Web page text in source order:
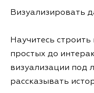
Визуализировать
Научитесь
простых до
визуализации под
рассказывать